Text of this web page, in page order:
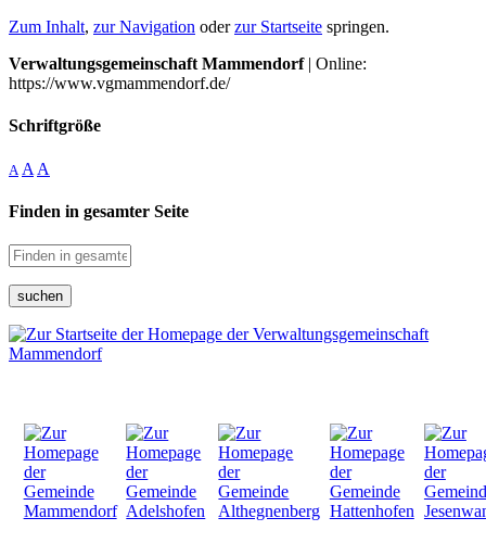
Zum Inhalt, zur Navigation oderzur Startseite springen.
Verwaltungsgemeinschaft Mammendorf| Online:
https://www.vgmammendorf.de/
Schriftgröße
A A A
Finden in gesamter Seite
suchen